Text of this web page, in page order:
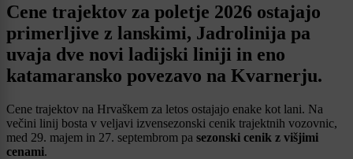
Cene trajektov za poletje 2026 ostajajo
primerljive z lanskimi, Jadrolinija pa
uvaja dve novi ladijski liniji in eno
katamaransko povezavo na Kvarnerju.
Cene trajektov na Hrvaškem za letos ostajajo enake kot lani. Na
večini linij bosta v veljavi izvensezonski cenik trajektnih vozovnic,
med 29. majem in 27. septembrom pa sezonski cenik z višjimi
cenami.